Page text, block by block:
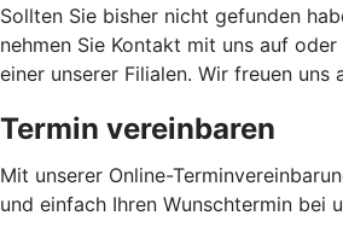
Sollten Sie bisher nicht gefunden
nehmen Sie Kontakt mit uns auf
einer unserer Filialen. Wir freuen uns
Termin vereinbaren
Mit unserer Online-
und einfach Ihren Wunschtermin bei